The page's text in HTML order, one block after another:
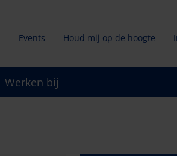
Secundair
menu
Events Houd mij op de hoogte
Werken bij